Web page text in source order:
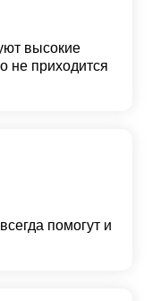
высокие
не приходится
помогут и